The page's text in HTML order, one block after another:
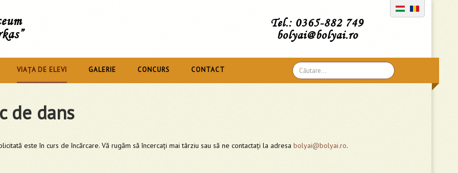
Tel.: 0365-882 749
bolyai@bolyai.ro
Căutare
...
VIAȚA DE ELEVI GALERIE CONCURS CONTACT
de dans
este în curs de încărcare. Vă rugăm să încercați mai târziu sau să ne contactați la adresa bolyai@bolyai.ro.